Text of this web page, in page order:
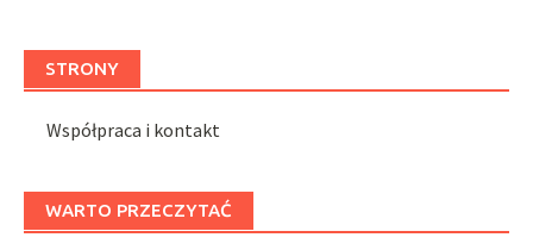
STRONY
Współpraca i kontakt
WARTO PRZECZYTAĆ